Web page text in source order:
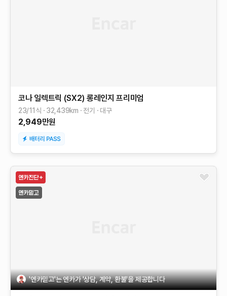
코나 일렉트릭 (SX2) 롱레인지 프리미엄
23/11식 32,439km 전기 대구
2,949만원
'엔카믿고'는 엔카가 '상담, 계약, 환불'을 제공합니다